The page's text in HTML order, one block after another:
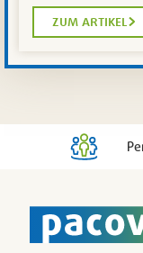
zum artikel